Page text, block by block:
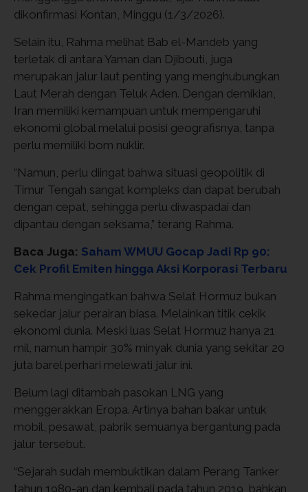
dikonfirmasi Kontan, Minggu (1/3/2026).
Selain itu, Rahma melihat Bab el-Mandeb yang
terletak di antara Yaman dan Djibouti, juga
merupakan jalur laut penting yang menghubungkan
Laut Merah dengan Teluk Aden. Dengan demikian,
Iran memiliki kemampuan untuk mempengaruhi
ekonomi global melalui posisi geografisnya, tanpa
perlu memiliki bom nuklir.
“Namun, perlu diingat bahwa situasi geopolitik di
Timur Tengah sangat kompleks dan dapat berubah
dengan cepat, sehingga perlu diwaspadai dan
dipantau dengan seksama,” terang Rahma.
Baca Juga: Saham WMUU Gocap Jadi Rp 90:
Cek Profil Emiten hingga Aksi Korporasi Terbaru
Rahma mengingatkan bahwa Selat Hormuz bukan
sekedar jalur perairan biasa. Melainkan titik cekik
ekonomi dunia. Meski luas Selat Hormuz hanya 21
mil, namun hampir 30% minyak dunia yang sekitar 20
juta barel perhari melewati jalur ini.
Belum lagi ditambah pasokan LNG yang
menggerakkan Eropa. Artinya bahan bakar untuk
mobil, pesawat, pabrik semuanya bergantung pada
jalur tersebut.
“Sejarah sudah membuktikan dalam Perang Tanker
tahun 1980-an dan kembali pada tahun 2019, bahkan